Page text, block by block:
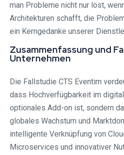
man Probleme nicht nur löst,
Architekturen schafft, die
ein Kerngedanke unserer
Zusammenfassung und
Unternehmen
Die Fallstudie CTS Eventim
dass Hochverfügbarkeit im
optionales Add-on ist, sondern
globales Wachstum und
intelligente Verknüpfung von
Microservices und innovativer